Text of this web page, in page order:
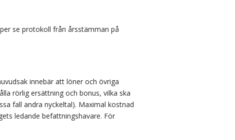
se protokoll från årsstämman på
innebär att löner och övriga
rörlig ersättning och bonus, vilka ska
fall andra nyckeltal). Maximal kostnad
ledande befattningshavare. För